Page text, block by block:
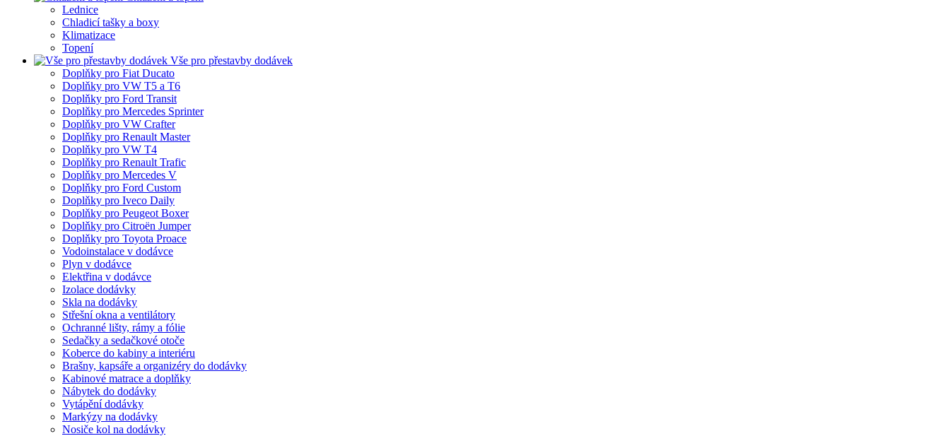
Lednice
Chladicí tašky a boxy
Klimatizace
Topení
Vše pro přestavby dodávek
Doplňky pro Fiat Ducato
Doplňky pro VW T5 a T6
Doplňky pro Ford Transit
Doplňky pro Mercedes Sprinter
Doplňky pro VW Crafter
Doplňky pro Renault Master
Doplňky pro VW T4
Doplňky pro Renault Trafic
Doplňky pro Mercedes V
Doplňky pro Ford Custom
Doplňky pro Iveco Daily
Doplňky pro Peugeot Boxer
Doplňky pro Citroën Jumper
Doplňky pro Toyota Proace
Vodoinstalace v dodávce
Plyn v dodávce
Elektřina v dodávce
Izolace dodávky
Skla na dodávky
Střešní okna a ventilátory
Ochranné lišty, rámy a fólie
Sedačky a sedačkové otoče
Koberce do kabiny a interiéru
Brašny, kapsáře a organizéry do dodávky
Kabinové matrace a doplňky
Nábytek do dodávky
Vytápění dodávky
Markýzy na dodávky
Nosiče kol na dodávky